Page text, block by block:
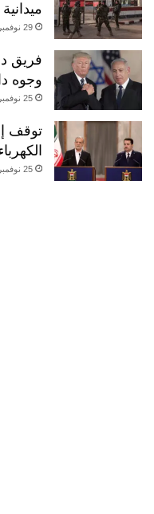
29 نوفمبر، 2024
فريق
وجوه
25 نوفمبر، 2024
توقف
25 نوفمبر، 2024